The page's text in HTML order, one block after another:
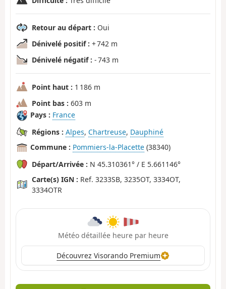
Retour au départ : Oui
Dénivelé positif : + 742 m
Dénivelé négatif : - 743 m
Point haut : 1 186 m
Point bas : 603 m
Pays : France
Régions : Alpes, Chartreuse, Dauphiné
Commune : Pommiers-la-Placette (38340)
Départ/Arrivée : N 45.310361° / E 5.661146°
Carte(s) IGN : Ref. 3233SB, 3235OT, 3334OT,
3334OTR
Météo détaillée heure par heure
Découvrez Visorando Premium